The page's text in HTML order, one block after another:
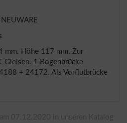
mm. Höhe 117 mm. Zur
Gleisen. 1 Bogenbrücke
+ 24172. Als Vorflutbrücke